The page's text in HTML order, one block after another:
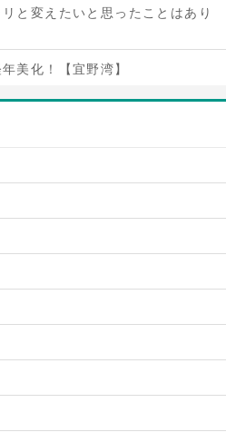
と変えたいと思ったことはあり
美化！【宜野湾】